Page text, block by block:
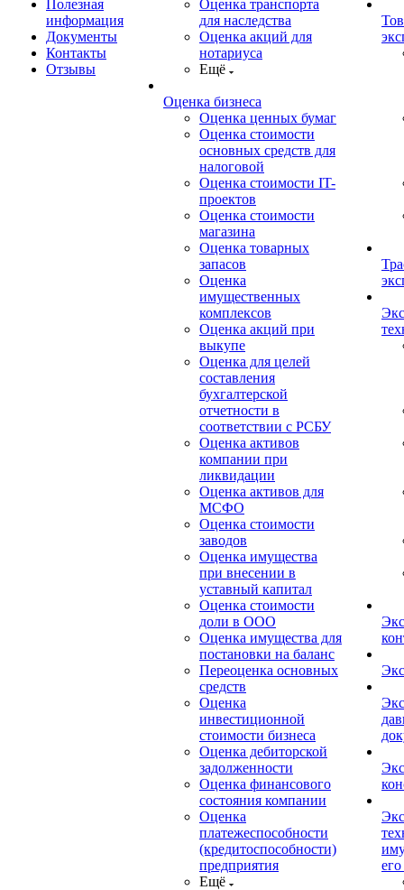
Полезная
информация
Документы
Контакты
Отзывы
Оценка транспорта
для наследства
Оценка акций для
нотариуса
Ещё
Оценка бизнеса
Оценка ценных бумаг
Оценка стоимости
основных средств для
налоговой
Оценка стоимости IT-
проектов
Оценка стоимости
магазина
Оценка товарных
запасов
Оценка
имущественных
комплексов
Оценка акций при
выкупе
Оценка для целей
составления
бухгалтерской
отчетности в
соответствии с РСБУ
Оценка активов
компании при
ликвидации
Оценка активов для
МСФО
Оценка стоимости
заводов
Оценка имущества
при внесении в
уставный капитал
Оценка стоимости
доли в ООО
Оценка имущества для
постановки на баланс
Переоценка основных
средств
Оценка
инвестиционной
стоимости бизнеса
Оценка дебиторской
задолженности
Оценка финансового
состояния компании
Оценка
платежеспособности
(кредитоспособности)
предприятия
Ещё